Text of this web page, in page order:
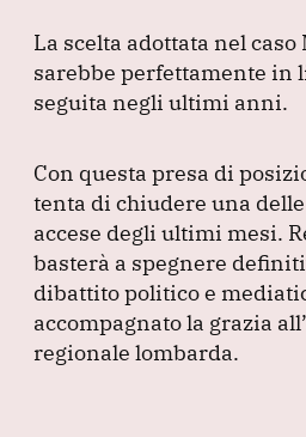
La scelta adottata nel
sarebbe perfettamente in
seguita negli ultimi anni.
Con questa presa di
tenta di chiudere una
accese degli ultimi mesi.
basterà a spegnere
dibattito politico e
accompagnato la grazia
regionale lombarda.